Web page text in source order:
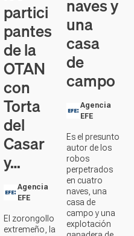
pantes
de la
OTAN
con
Torta
del
Casar
y…
EFE
extremeño, la
torta del
una
casa
de
campo
EFE
autor de los
robos
perpetrados
en cuatro
naves, una
casa de
campo y una
explotación
ganadera de